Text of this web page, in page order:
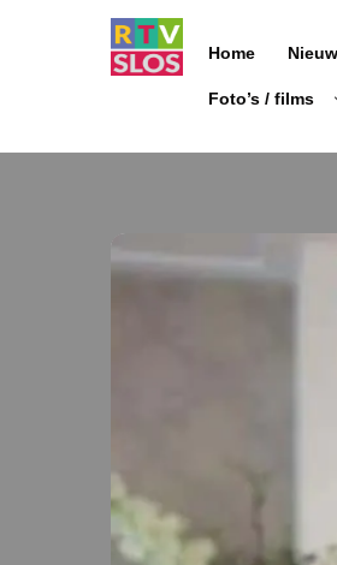
Home
Foto’s / films